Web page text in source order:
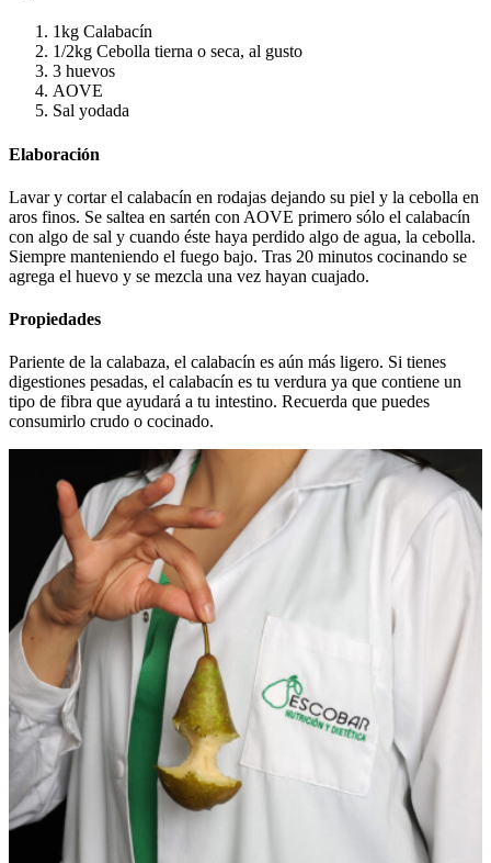
1kg Calabacín
1/2kg Cebolla tierna o seca, al gusto
3 huevos
AOVE
Sal yodada
Elaboración
Lavar y cortar el calabacín en rodajas dejando su piel y la cebolla en
aros finos. Se saltea en sartén con AOVE primero sólo el calabacín
con algo de sal y cuando éste haya perdido algo de agua, la cebolla.
Siempre manteniendo el fuego bajo. Tras 20 minutos cocinando se
agrega el huevo y se mezcla una vez hayan cuajado.
Propiedades
Pariente de la calabaza, el calabacín es aún más ligero. Si tienes
digestiones pesadas, el calabacín es tu verdura ya que contiene un
tipo de fibra que ayudará a tu intestino. Recuerda que puedes
consumirlo crudo o cocinado.